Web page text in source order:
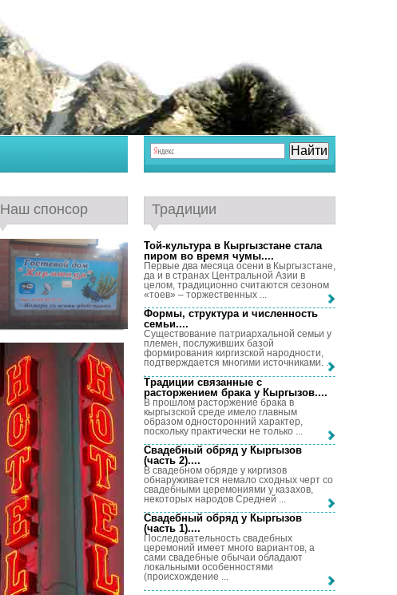
Наш спонсор Традиции
Той-культура в Кыргызстане стала
пиром во время чумы....
Первые два месяца осени в Кыргызстане,
да и в странах Центральной Азии в
целом, традиционно считаются сезоном
«тоев» – торжественных ...
Формы, структура и численность
семьи....
Существование патриархальной семьи у
племен, послуживших базой
формирования киргизской народности,
подтверждается многими источниками. ...
Традиции связанные с
расторжением брака у Кыргызов....
В прошлом расторжение брака в
кыргызской среде имело главным
образом односторонний характер,
поскольку практически не только ...
Свадебный обряд у Кыргызов
(часть 2)....
В свадебном обряде у киргизов
обнаруживается немало сходных черт со
свадебными церемониями у казахов,
некоторых народов Средней ...
Свадебный обряд у Кыргызов
(часть 1)....
Последовательность свадебных
церемоний имеет много вариантов, а
сами свадебные обычаи обладают
локальными особенностями
(происхождение ...